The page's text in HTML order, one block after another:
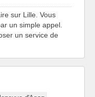
sur Lille. Vous
un simple appel.
un service de